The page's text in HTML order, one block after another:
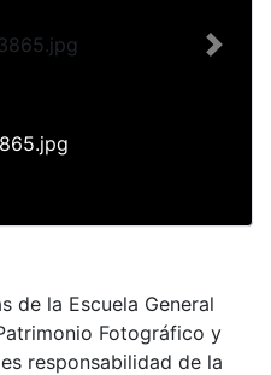
Next
de la Escuela General
Fotográfico y
responsabilidad de la